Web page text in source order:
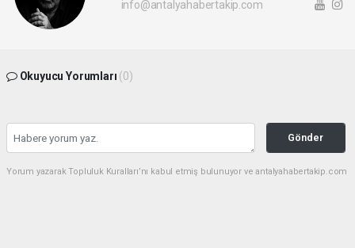
info@antalyahabertakip.com
Okuyucu Yorumları (0)
Gönder
Yorum yazarak Topluluk Kuralları’nı kabul etmiş bulunuyor ve antalyahabertakip.com